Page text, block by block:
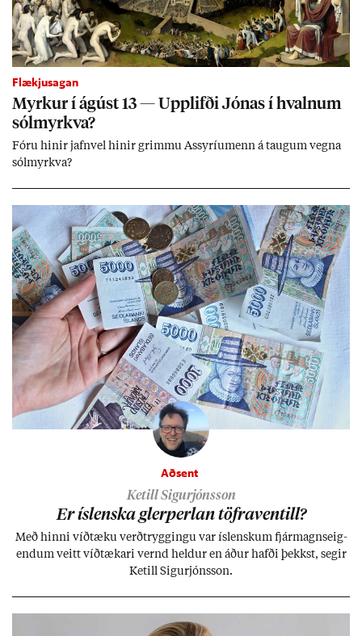
Flækjusagan
Myrk­ur í ág­úst 13 — Upp­lifði Jón­as í hvaln­um
sól­myrkva?
Fóru hinir jafn­vel hinir grimmu Ass­yríu­menn á taug­um vegna
sól­myrkva?
Aðsent
Ketill Sigurjónsson
Er ís­lenska glerperl­an töfra­ventill?
Með hinni víð­tæku verð­trygg­ingu var ís­lensk­um fjár­magns­eig­
end­um veitt víð­tæk­ari vernd held­ur en áð­ur hafði þekkst, seg­ir
Ketill Sig­ur­jóns­son.